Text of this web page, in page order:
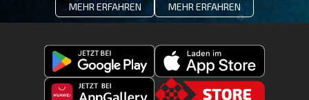
MEHR ERFAHREN MEHR ERFAHREN
Fishing
Laden